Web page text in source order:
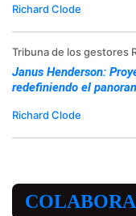
Richard Clode
Tribuna de los gestores
Janus Henderson:
redefiniendo el
Richard Clode